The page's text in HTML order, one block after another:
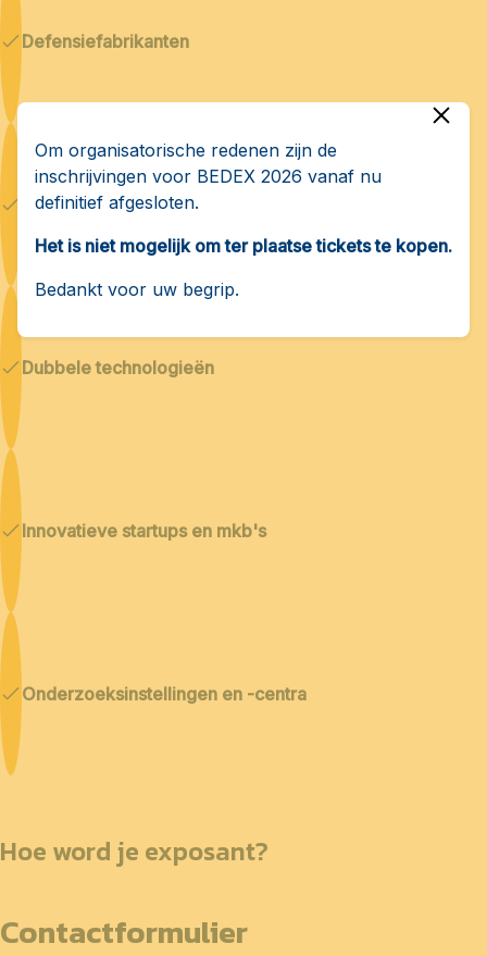
Defensiefabrikanten
Cyberbeveiliging en AI
Dubbele technologieën
Innovatieve startups en mkb's
Onderzoeksinstellingen en -centra
Hoe word je exposant?
Contactformulier
Om organisatorische redenen zijn de
inschrijvingen voor BEDEX 2026 vanaf nu
definitief afgesloten.
Het is niet mogelijk om ter plaatse tickets te kopen.
Bedankt voor uw begrip.